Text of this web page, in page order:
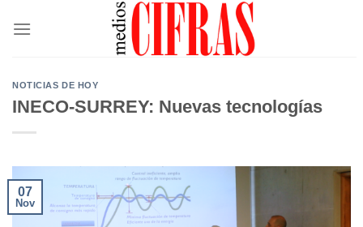
NOTICIAS DE HOY
INECO-SURREY: Nuevas tecnologías
07
Nov